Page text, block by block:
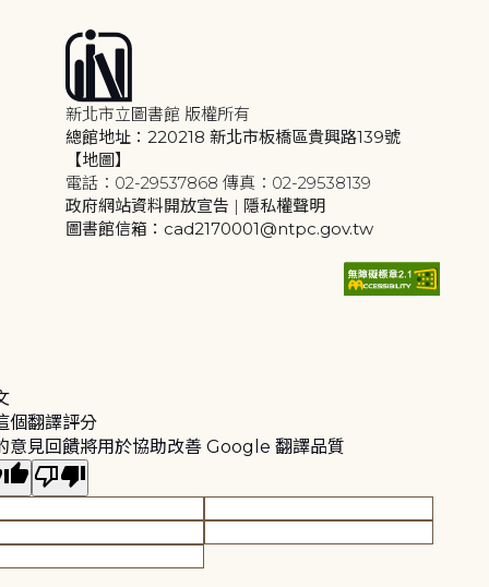
新北市立圖書館 版權所有
總館地址：220218 新北市板橋區貴興路139號
【地圖】
電話：02-29537868 傳真：02-29538139
政府網站資料開放宣告 | 隱私權聲明
圖書館信箱：cad2170001@ntpc.gov.tw
個翻譯評分
意見回饋將用於協助改善 Google 翻譯品質